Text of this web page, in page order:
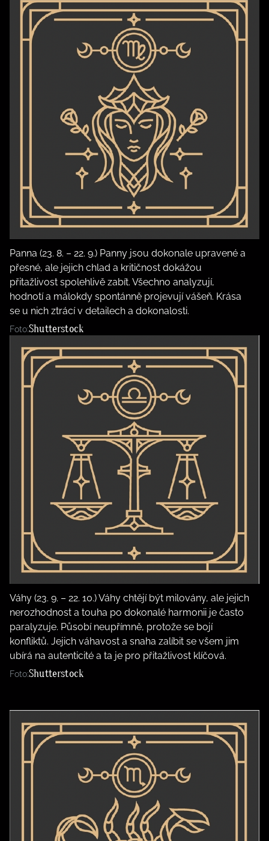
Panna (23. 8. – 22. 9.) Panny jsou dokonale upravené a
přesné, ale jejich chlad a kritičnost dokážou
přitažlivost spolehlivě zabít. Všechno analyzují,
hodnotí a málokdy spontánně projevují vášeň. Krása
se u nich ztrácí v detailech a dokonalosti.
Foto:Shutterstock
Váhy (23. 9. – 22. 10.) Váhy chtějí být milovány, ale jejich
nerozhodnost a touha po dokonalé harmonii je často
paralyzuje. Působí neupřímně, protože se bojí
konfliktů. Jejich váhavost a snaha zalíbit se všem jim
ubírá na autenticité a ta je pro přitažlivost klíčová.
Foto:Shutterstock